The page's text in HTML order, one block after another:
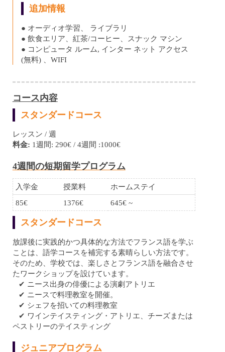
追加情報
● オーディオ学習、 ライブラリ
● 飲食エリア、紅茶/コーヒー、スナック マシン
● コンピュータ ルーム, インター ネット アクセス
(無料) 、WIFI
コース内容
スタンダードコース
レッスン / 週
料金: 1週間: 290€ / 4週間 :1000€
4週間の短期留学プログラム
入学金 授業料 ホームステイ
85€ 1376€ 645€ ~
スタンダードコース
放課後に実践的かつ具体的な方法でフランス語を学ぶ
ことは、語学コースを補完する素晴らしい方法です。
そのため、学校では、楽しさとフランス語を融合させ
たワークショップを設けています。
✔︎ ニース出身の俳優による演劇アトリエ
✔︎ ニースで料理教室を開催。
✔︎ シェフを招いての料理教室
✔︎ ワインテイスティング・アトリエ、チーズまたは
ペストリーのテイスティング
ジュニアプログラム